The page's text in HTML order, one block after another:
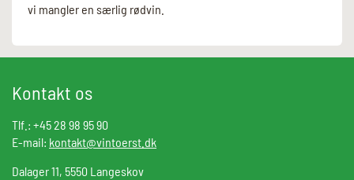
vi mangler en særlig rødvin.
Kontakt os
Tlf.: +45 28 98 95 90
E-mail: kontakt@vintoerst.dk
Dalager 11, 5550 Langeskov